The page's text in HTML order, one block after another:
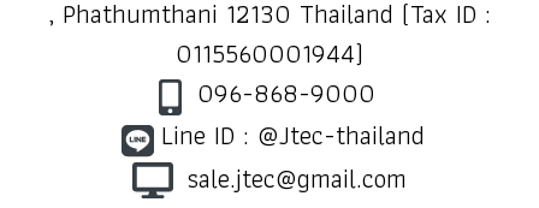
, Phathumthani 12130 Thailand (Tax ID :
0115560001944)
096-868-9000
Line ID : @Jtec-thailand
sale.jtec@gmail.com